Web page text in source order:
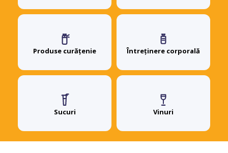
Produse curățenie Întreținere corporală
Sucuri Vinuri